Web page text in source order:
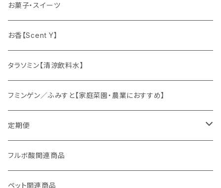
各種パウダー
ドリンクの素
健康茶
オリジナルスパイス
お菓子・スイーツ
お香【Scent Y】
タラソミン【清涼飲料水】
フミンゲン／ふみすと【家庭菜園・農業におすすめ】
定期便
妊活応援セット
フルボ酸関連商品
ペット関連商品